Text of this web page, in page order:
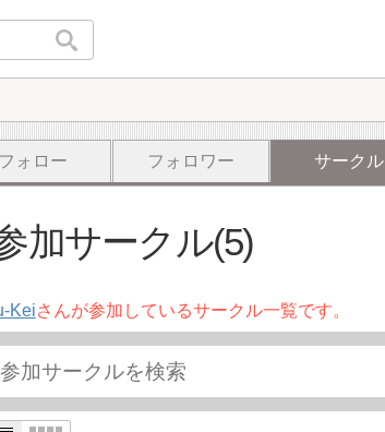
フォロー フォロワー サークル
加サークル(5)
Keiさんが参加しているサークル一覧です。